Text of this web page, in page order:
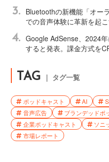
3.
Bluetoothの新機能「オー
での音声体験に革新を起
4. Google AdSense、2024
すると発表。課金方式を
TAG ｜ タグ一覧
ポッドキャスト AI
音声広告
ブランデッドポ
企業ポッドキャスト
ソニ
市場レポート